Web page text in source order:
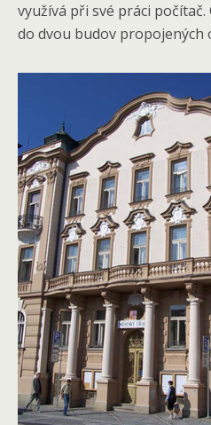
využívá při své práci
do dvou budov propojených